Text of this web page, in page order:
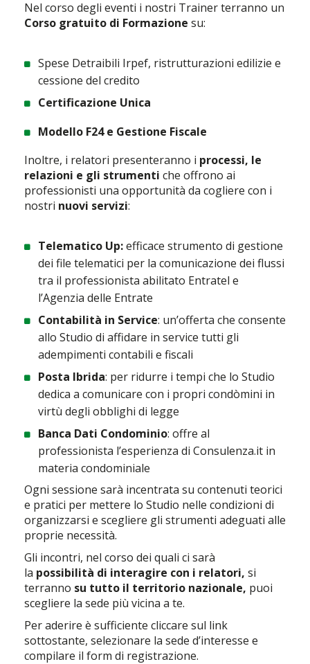
Nel corso degli eventi i nostri Trainer terranno un
Corso gratuito di Formazione su:
Spese Detraibili Irpef, ristrutturazioni edilizie e
cessione del credito
Certificazione Unica
Modello F24 e Gestione Fiscale
Inoltre, i relatori presenteranno i processi, le
relazioni e gli strumenti che offrono ai
professionisti una opportunità da cogliere con i
nostri nuovi servizi:
Telematico Up:efficace strumento di gestione
dei file telematici per la comunicazione dei flussi
tra il professionista abilitato Entratel e
l’Agenzia delle Entrate
Contabilità in Service: un’offerta che consente
allo Studio di affidare in service tutti gli
adempimenti contabili e fiscali
Posta Ibrida: per ridurre i tempi che lo Studio
dedica a comunicare con i propri condòmini in
virtù degli obblighi di legge
Banca Dati Condominio: offre al
professionista l’esperienza di Consulenza.it in
materia condominiale
Ogni sessione sarà incentrata su contenuti teorici
e pratici per mettere lo Studio nelle condizioni di
organizzarsi e scegliere gli strumenti adeguati alle
proprie necessità.
Gli incontri, nel corso dei quali ci sarà
la possibilità di interagire con i relatori, si
terranno su tutto il territorio nazionale, puoi
scegliere la sede più vicina a te.
Per aderire è sufficiente cliccare sul link
sottostante, selezionare la sede d’interesse e
compilare il form di registrazione.